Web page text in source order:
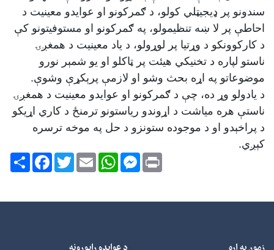
سندونو پر ډیجیټلي کولو، د ګمرکونو او عوایدو معینیت د
احاطې پر لا ښه تنظیمولو، په ګمرکونو او مستوفیتونو کې
د کارکوونکو د وړتیا پر لوړولو، د یاد معینیت د همغږۍ
ناستو لپاره د تخنیکي هیئت پر ټاکلو او یو شمېر نورو
موضوعاتو په اړه بحث وشو او لازمې پرېکړې وشوې.
د یادولو وړ ده، چې د ګمرکونو او عوایدو معینیت د همغږۍ
ناستې هره میاشت د اړوندو ریاستونو ترمنځ د کاري اړیکو
د پراخېدو او د موجوده ستونزو د حل په موخه ترسره
کېږي.
ShareFacebookTwitterEmail
WhatsAppMessenger Print